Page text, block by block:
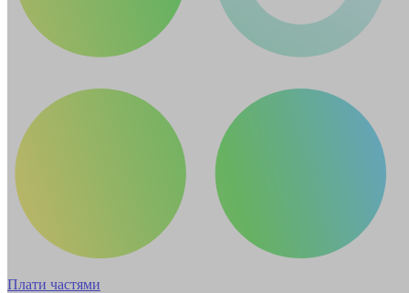
Плати частями